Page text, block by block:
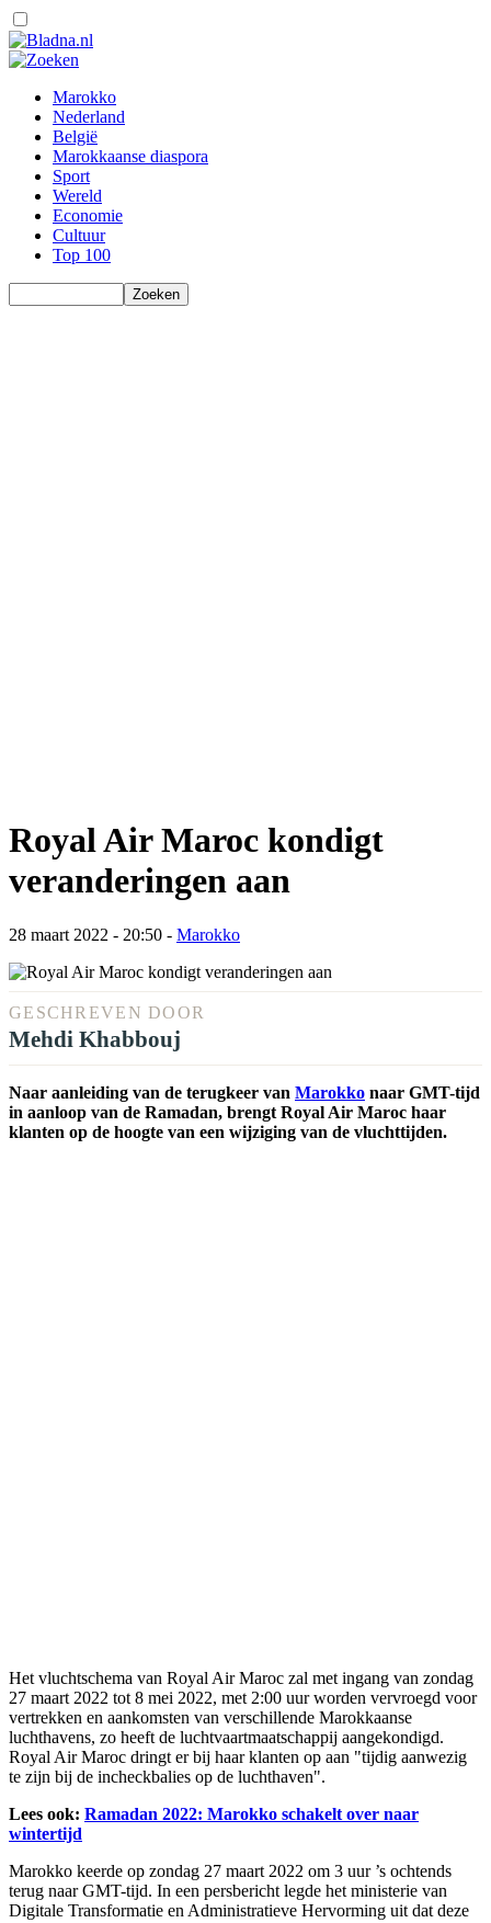
Marokko
Nederland
België
Marokkaanse diaspora
Sport
Wereld
Economie
Cultuur
Top 100
Royal Air Maroc kondigt
veranderingen aan
28 maart 2022 - 20:50 - Marokko
GESCHREVEN DOOR
Mehdi Khabbouj
Naar aanleiding van de terugkeer van Marokko naar GMT-tijd
in aanloop van de Ramadan, brengt Royal Air Maroc haar
klanten op de hoogte van een wijziging van de vluchttijden.
Het vluchtschema van Royal Air Maroc zal met ingang van zondag
27 maart 2022 tot 8 mei 2022, met 2:00 uur worden vervroegd voor
vertrekken en aankomsten van verschillende Marokkaanse
luchthavens, zo heeft de luchtvaartmaatschappij aangekondigd.
Royal Air Maroc dringt er bij haar klanten op aan "tijdig aanwezig
te zijn bij de incheckbalies op de luchthaven".
Lees ook: Ramadan 2022: Marokko schakelt over naar
wintertijd
Marokko keerde op zondag 27 maart 2022 om 3 uur ’s ochtends
terug naar GMT-tijd. In een persbericht legde het ministerie van
Digitale Transformatie en Administratieve Hervorming uit dat deze